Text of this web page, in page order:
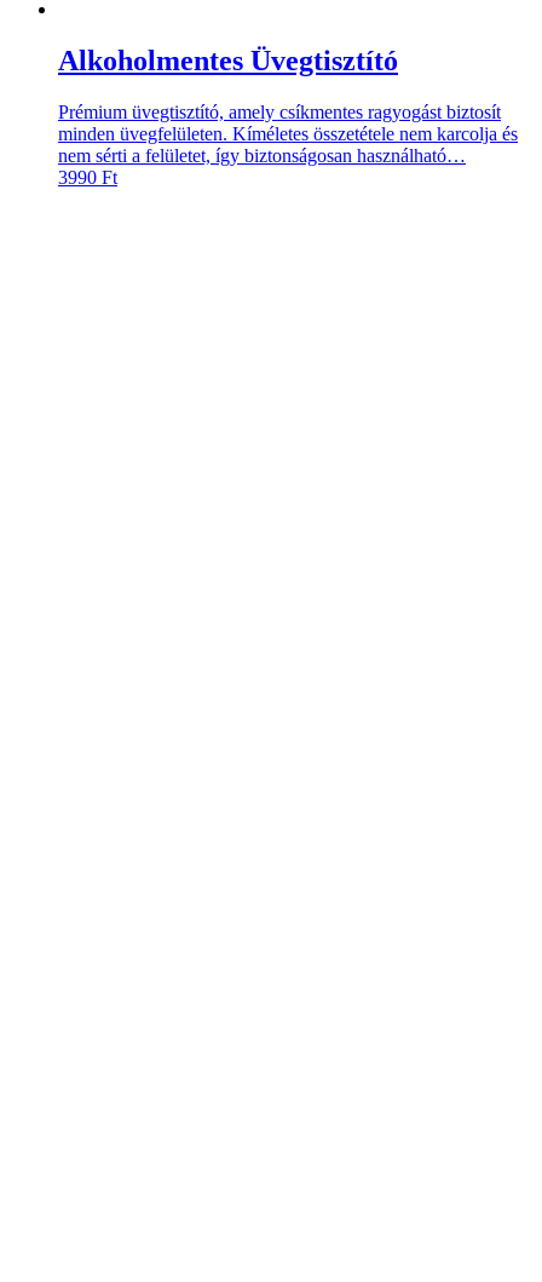
Alkoholmentes Üvegtisztító
Prémium üvegtisztító, amely csíkmentes ragyogást biztosít
minden üvegfelületen. Kíméletes összetétele nem karcolja és
nem sérti a felületet, így biztonságosan használható…
3990 Ft